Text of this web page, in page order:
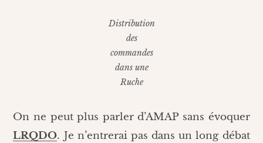
Distribution
des
commandes
dans une
Ruche
On ne peut plus parler d’AMAP sans évoquer
LRQDO. Je n’entrerai pas dans un long débat